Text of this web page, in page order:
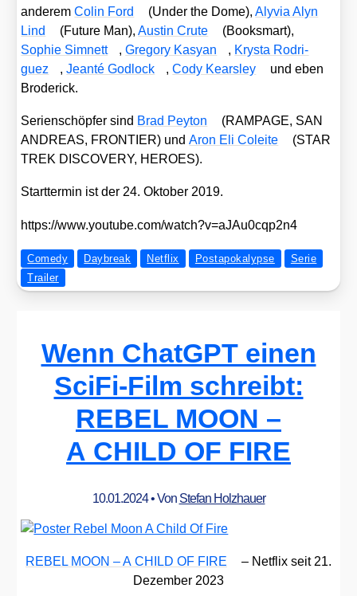
ande­remColin Ford (Under the Dome),Aly­via Alyn
Lind
(Future Man),Aus­tin Cru­te (Booksmart),
Sophie Sim­nett
,Gre­go­ry Kasyan , Krys­ta Rodri­
guez
,Jean­té God­lock ,Cody Kears­ley
und eben
Bro­de­rick.
Seri­en­schöp­fer sind Brad Pey­ton
(RAMPAGE, SAN
ANDREAS, FRONTIER) undAron Eli Colei­te
(STAR
TREK DISCOVERY, HEROES).
Start­ter­min ist der 24. Okto­ber 2019.
https://​www​.you​tube​.com/​w​a​t​c​h​?​v​=​a​J​A​u​0​c​q​p​2n4
Comedy Daybreak Netflix Postapokalypse
Serie
Trailer
Wenn ChatGPT einen
SciFi-Film schreibt:
REBEL MOON –
A CHILD OF FIRE
10.01.2024• Von Stefan Holzhauer
REBEL MOON – A CHILD OF FIRE
– Net­flix seit 21.
Dezem­ber 2023